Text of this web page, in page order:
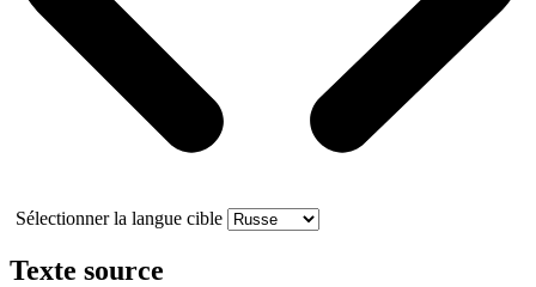
Sélectionner la langue cible
Texte source